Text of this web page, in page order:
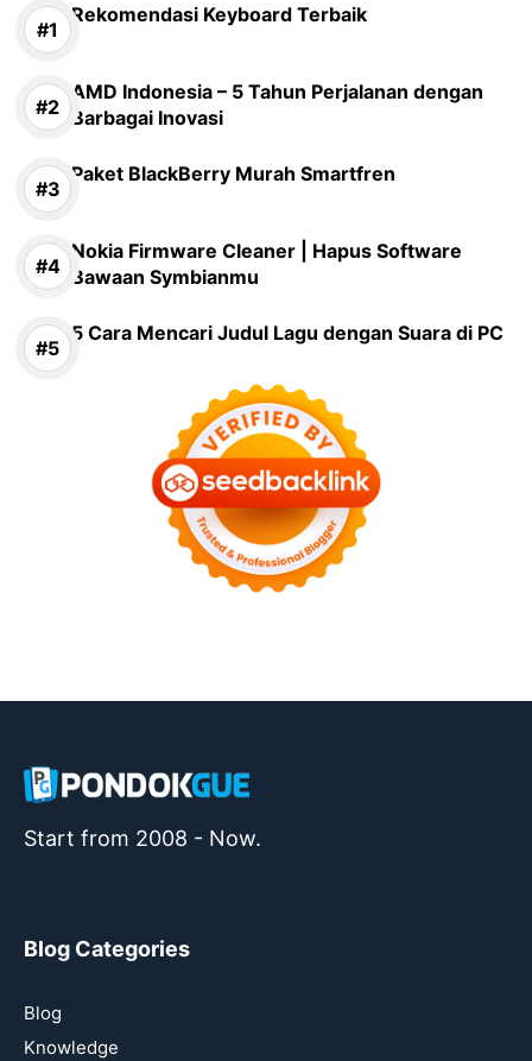
Rekomendasi Keyboard Terbaik
AMD Indonesia – 5 Tahun Perjalanan dengan
Barbagai Inovasi
Paket BlackBerry Murah Smartfren
Nokia Firmware Cleaner | Hapus Software
Bawaan Symbianmu
5 Cara Mencari Judul Lagu dengan Suara di PC
Start from 2008 - Now.
Blog Categories
Blog
Knowledge